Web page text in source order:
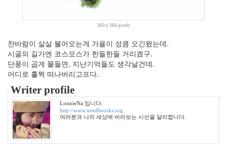
360 x 360 pixels
찬바람이 살살 불어오는게 가을이 성큼 오긴왔는데.
시골의 길가엔 코스모스가 한들한들 거리겠구.
단풍이 곱게 물들면, 지난기억들도 생각날건데.
어디로 훌쩍 떠나버리고프다.
Writer profile
LonnieNa 입니다.
http://www.needlworks.org
여러분과 나의 세상에 바라보는 시선을 달리합니다.
2010
8
월
0
2010
9
월
4
2010
년
10